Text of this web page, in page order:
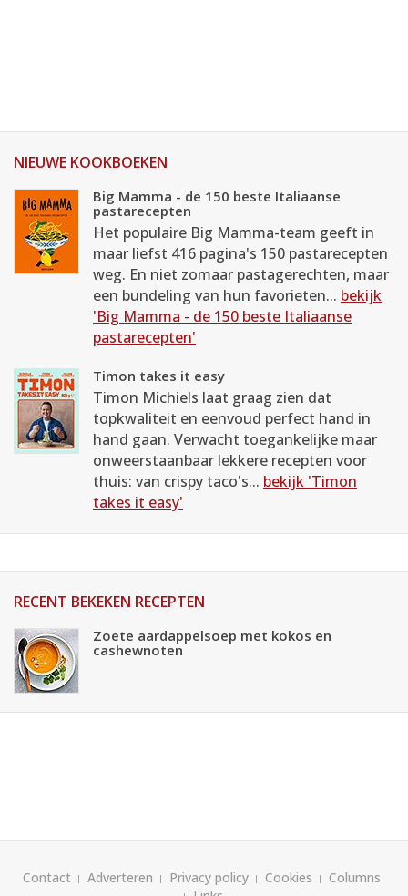
NIEUWE KOOKBOEKEN
Big Mamma - de 150 beste Italiaanse
pastarecepten
Het populaire Big Mamma-team geeft in
maar liefst 416 pagina's 150 pastarecepten
weg. En niet zomaar pastagerechten, maar
een bundeling van hun favorieten... bekijk
'Big Mamma - de 150 beste Italiaanse
pastarecepten'
Timon takes it easy
Timon Michiels laat graag zien dat
topkwaliteit en eenvoud perfect hand in
hand gaan. Verwacht toegankelijke maar
onweerstaanbaar lekkere recepten voor
thuis: van crispy taco's... bekijk 'Timon
takes it easy'
RECENT BEKEKEN RECEPTEN
Zoete aardappelsoep met kokos en
cashewnoten
Contact Adverteren Privacy policy Cookies
Columns